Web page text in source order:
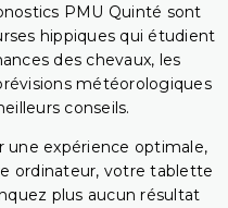
PMU Quinté sont
hippiques qui étudient
des chevaux, les
météorologiques
conseils.
une expérience optimale,
ordinateur, votre tablette
plus aucun résultat